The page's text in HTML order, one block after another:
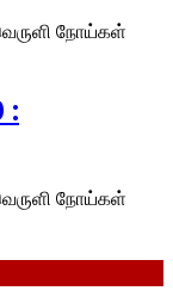
நோய்கள்
:
நோய்கள்